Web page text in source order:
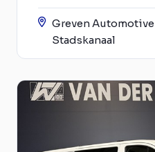
Greven Automotive
Stadskanaal